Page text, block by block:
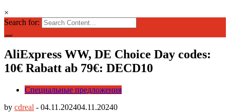
×
Search for:
AliExpress WW, DE Choice Day codes:
10€ Rabatt ab 79€: DECD10
Специальные предложения
by cdreal - 04.11.202404.11.20240